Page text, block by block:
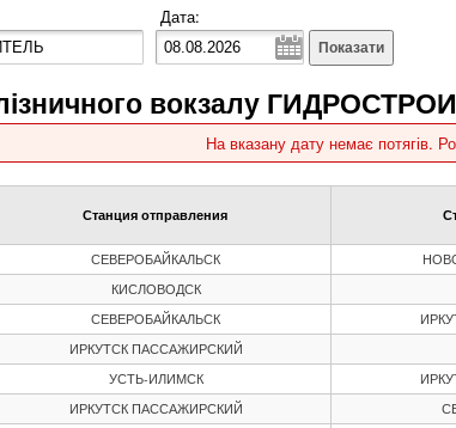
Дата:
Показати
вокзалу
На вказану дату немає потягів.
Станция отправления
СЕВЕРОБАЙКАЛЬСК
КИСЛОВОДСК
СЕВЕРОБАЙКАЛЬСК
ИРКУТСК ПАССАЖИРСКИЙ
УСТЬ-ИЛИМСК
ИРКУТСК ПАССАЖИРСКИЙ